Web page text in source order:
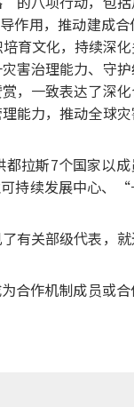
作用，推动建成
育文化，持续深
害治理能力、守
，一致表达了深
能力，推动全球
拉斯7个国家以成
持续发展中心、
有关部级代表，
合作机制成员或